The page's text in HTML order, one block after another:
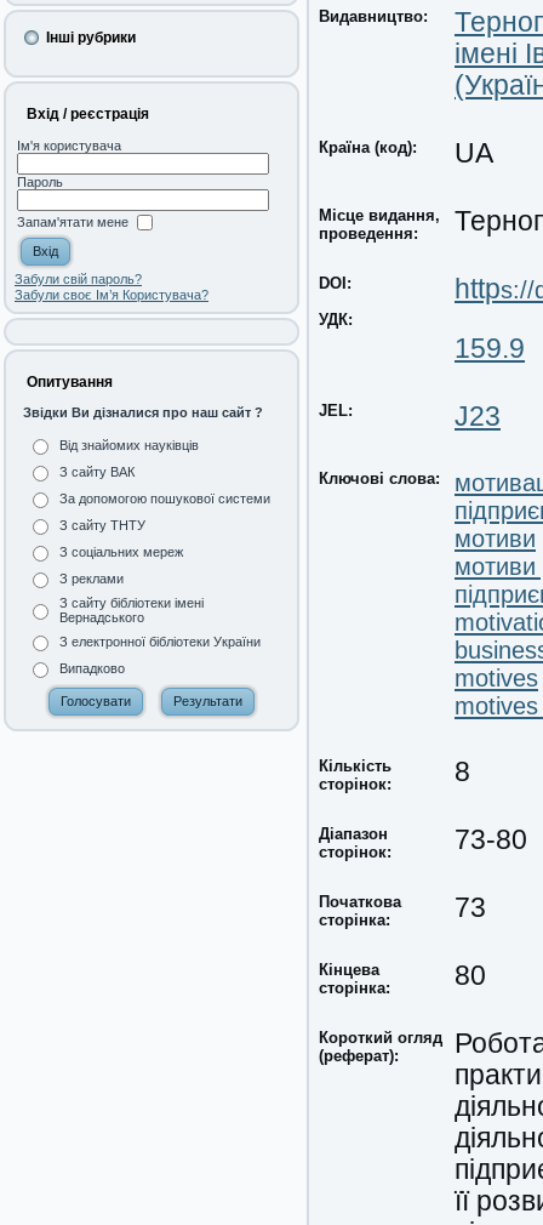
Інші рубрики
Вхід / реєстрація
Ім'я користувача
Пароль
Запам'ятати мене
Забули свій пароль?
Забули своє Ім’я Користувача?
Опитування
Звідки Ви дізналися про наш сайт ?
Від знайомих науківців
З сайту ВАК
За допомогою пошукової системи
З сайту ТНТУ
З соціальних мереж
З реклами
З сайту бібліотеки імені
Вернадського
З електронної бібліотеки України
Випадково
Видавництво:
імені
Країна (код): UA
Місце видання,
проведення:
DOI:
УДК:
https://
159.9
JEL: J23
Ключові слова:
мотиви
мотиви
motives
Кількість
сторінок:
8
Діапазон
сторінок:
73-80
Початкова
сторінка:
73
Кінцева
сторінка:
80
Короткий огляд
(реферат):
її